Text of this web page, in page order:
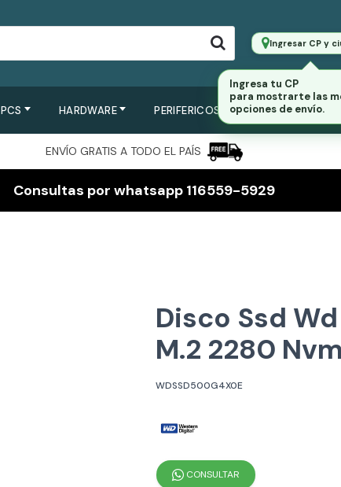
Ingresar CP y
PCS HARDWARE PERIFERICOS SERVIDORES /
ENVÍO GRATIS A TODO EL PAÍS
Consultas por whatsapp 116559-5929
Disco Ssd
M.2 2280
WDSSD500G4X0E
CONSULTAR
Ingresa tu CP
para mostrarte las
opciones de envío.